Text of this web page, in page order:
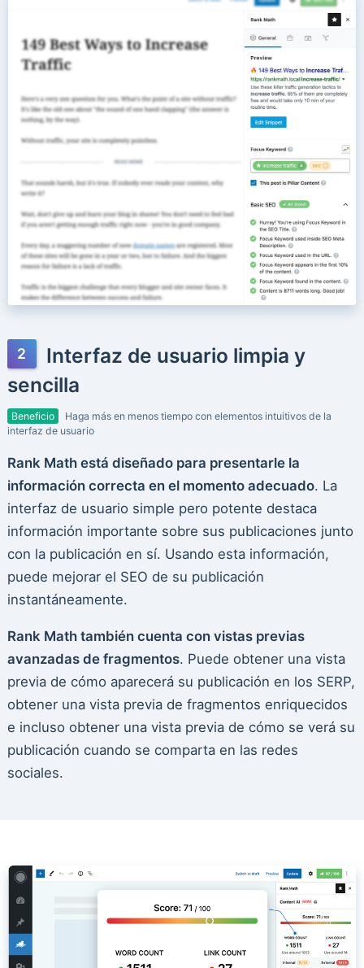
Interfaz de usuario limpia y
sencilla
Beneficio
Haga más en menos tiempo con elementos intuitivos de la
interfaz de usuario
Rank Math está diseñado para presentarle la
información correcta en el momento adecuado. La
interfaz de usuario simple pero potente destaca
información importante sobre sus publicaciones junto
con la publicación en sí. Usando esta información,
puede mejorar el SEO de su publicación
instantáneamente.
Rank Math también cuenta con vistas previas
avanzadas de fragmentos. Puede obtener una vista
previa de cómo aparecerá su publicación en los SERP,
obtener una vista previa de fragmentos enriquecidos
e incluso obtener una vista previa de cómo se verá su
publicación cuando se comparta en las redes
sociales.